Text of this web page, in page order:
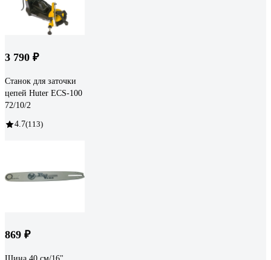
3 790 ₽
Станок для заточки
цепей Huter ECS-100
72/10/2
4.7(113)
869 ₽